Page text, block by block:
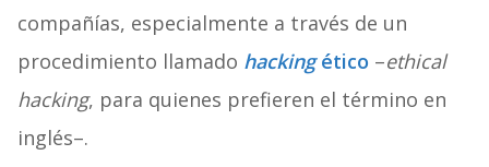
compañías, especialmente a través de un
procedimiento llamado hackingético –ethical
hacking, para quienes prefieren el término en
inglés–.